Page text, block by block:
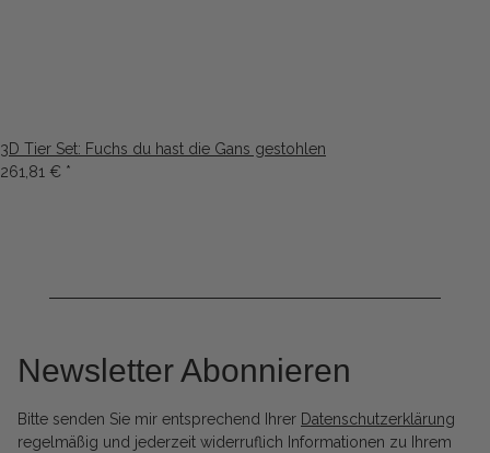
3D Tier Set: Fuchs du hast die Gans gestohlen
261,81 € *
Newsletter Abonnieren
Bitte senden Sie mir entsprechend Ihrer Datenschutzerklärung
regelmäßig und jederzeit widerruflich Informationen zu Ihrem